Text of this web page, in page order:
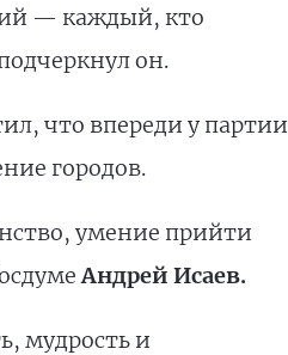
— каждый, кто
он.
что впереди у партии
городов.
умение прийти
Андрей Исаев.
мудрость и